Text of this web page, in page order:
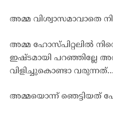
അമ്മ വിശ്വാസമാവാതെ
അമ്മ ഹോസ്പിറ്റലിൽ
ഇഷ്ടമായി പറഞ്ഞില്ലേ
വിളിച്ചുകൊണ്ടാ
അമ്മയൊന്ന് ഞെട്ടിയത്